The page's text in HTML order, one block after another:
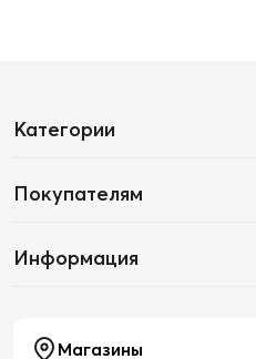
Категории
Покупателям
Информация
Магазины